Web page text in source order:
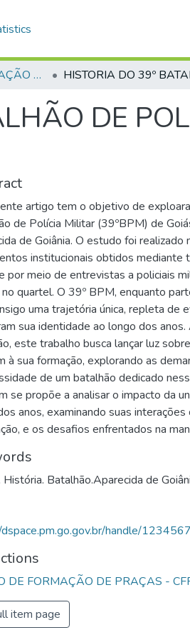
CURSO DE FORMAÇÃO DE PRAÇAS - CFP - 2023
DE
artigo tem o objetivo de
de Polícia Militar (39ºBPM) de
de Goiânia. O estudo foi realizado
institucionais obtidos mediante
por meio de entrevistas a policiais
quartel. O 39º BPM, enquanto
uma trajetória única, repleta de
sua identidade ao longo dos anos.
este trabalho busca lançar luz
à sua formação, explorando as
de um batalhão dedicado
se propõe a analisar o impacto da
anos, examinando suas
e os desafios enfrentados na
História. Batalhão.Aparecida de
handle/
DE FORMAÇÃO DE PRAÇAS -
item page